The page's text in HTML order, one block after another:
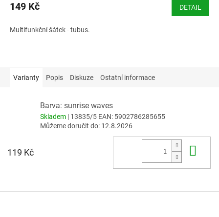
149 Kč DETAIL
Multifunkční šátek - tubus.
Varianty Popis Diskuze Ostatní informace
Barva: sunrise waves
Skladem | 13835/5 EAN: 5902786285655
Můžeme doručit do: 12.8.2026
119 Kč